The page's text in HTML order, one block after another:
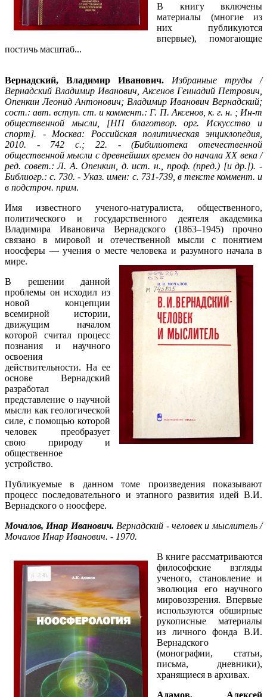
В книгу включены
материалы (многие из
них публикуются
впервые), помогающие
постичь масштаб...
Вернадский, Владимир Иванович. Избранные труды /
Вернадский Владимир Иванович, Аксенов Геннадий Петрович,
Опенкин Леонид Антонович; Владимир Иванович Вернадский;
сост.: авт. вступ. ст. и коммент.: Г. П. Аксенов, к. г. н. ; Ин-т
общественной мысли, [НП благотвор. орг. Искусство и
спорт]. - Москва: Российская политическая энциклопедия,
2010. - 742 с.; 22. - (Бибилиотека отечественной
общественной мысли с древнейших времен до начала XX века /
ред. совет.: Л. А. Опенкин, д. ист. н., проф. (пред.) [и др.]). -
Библиогр.: с. 730. - Указ. имен: с. 731-739, в тексте коммент. и
в подстроч. прим.
Имя известного ученого-натуралиста, общественного,
политического и государственного деятеля академика
Владимира Ивановича Вернадского (1863–1945) прочно
связано в мировой и отечественной мысли с понятием
ноосферы — учения о месте человека и разумного начала в
мире.
В решении данной
проблемы он исходил из
новой концепции
всемирной истории,
движущим началом
которой считал процесс
познания и научного
освоения
действительности. На ее
основе Вернадский
разработал
представление о научной
мысли как геологической
силе, с помощью которой
человек преобразует
свою природу и
общественное
устройство.
Публикуемые в данном томе произведения показывают
процесс последовательного и этапного развития идей В.И.
Вернадского о ноосфере.
Мочалов, Инар Иванович. Вернадский - человек и мыслитель /
Мочалов Инар Иванович. - 1970.
В книге рассматриваются
философские взгляды
ученого, становление и
эволюция его научного
мировоззрения. Впервые
используются обширные
рукописные материалы
из личного фонда В.И.
Вернадского
(монографии, статьи,
письма, дневники),
хранящиеся в архивах.
Адамов, Алексей